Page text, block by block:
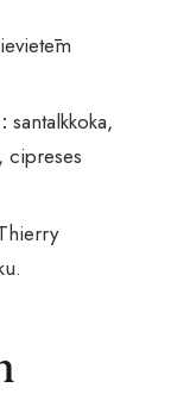
santalkkoka,
cipreses